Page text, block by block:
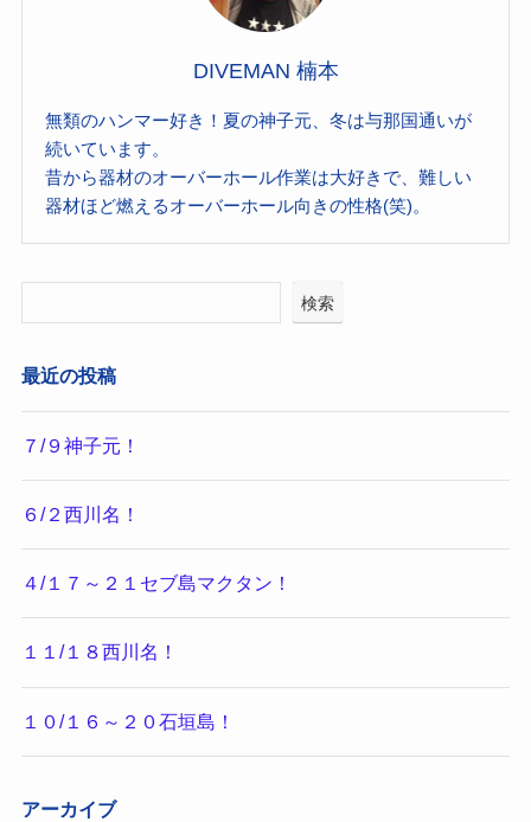
DIVEMAN 楠本
無類のハンマー好き！夏の神子元、冬は与那国通いが
続いています。
昔から器材のオーバーホール作業は大好きで、難しい
器材ほど燃えるオーバーホール向きの性格(笑)。
検索
最近の投稿
７/９神子元！
６/２西川名！
４/１７～２１セブ島マクタン！
１１/１８西川名！
１０/１６～２０石垣島！
アーカイブ